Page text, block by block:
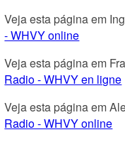
Veja esta página em
- WHVY online
Veja esta página em
Radio - WHVY en ligne
Veja esta página em
Radio - WHVY online